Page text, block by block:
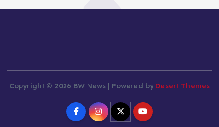
Copyright © 2026 BW News | Powered by Desert Themes